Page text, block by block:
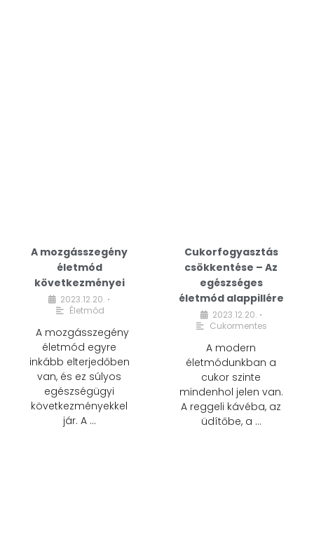
A mozgásszegény
életmód
következményei
2023.12.20. •
Életmód
A mozgásszegény
életmód egyre
inkább elterjedőben
van, és ez súlyos
egészségügyi
következményekkel
jár. A …
Cukorfogyasztás
csökkentése – Az
egészséges
életmód alappillére
2023.12.20. •
Cukormentes
A modern
életmódunkban a
cukor szinte
mindenhol jelen van.
A reggeli kávéba, az
üdítőbe, a …